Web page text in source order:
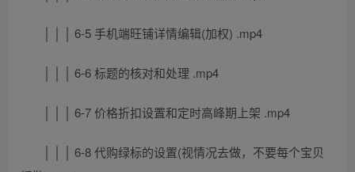
│ │ │ 6-5 手机端旺铺详情编辑(加权) .mp4
│ │ │ 6-6 标题的核对和处理 .mp4
│ │ │ 6-7 价格折扣设置和定时高峰期上架 .mp4
│ │ │ 6-8 代购绿标的设置(视情况去做，不要每个宝贝